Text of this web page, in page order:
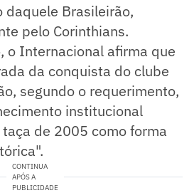
Brasileirão,
pelo Corinthians.
o Internacional afirma que
da conquista do clube
segundo o requerimento,
institucional
de 2005 como forma
CONTINUA
APÓS A
PUBLICIDADE